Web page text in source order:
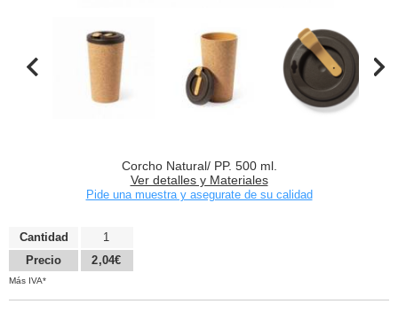
Corcho Natural/ PP. 500 ml.
Ver detalles y Materiales
Pide una muestra y asegurate de su calidad
Cantidad
Precio
1
2,04€
Más IVA*